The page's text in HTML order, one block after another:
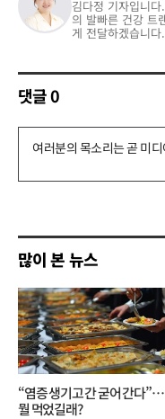
김다정 기자입니
의 발빠른 건강 트
게 전달하겠습니다.
댓글0
댓
기
많이 본 뉴스
“염증 생기고 간 굳어 간다
뭘 먹었길래?